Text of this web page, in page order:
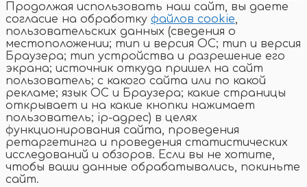
Продолжая использовать наш сайт, вы даете
согласие на обработку файлов cookie,
пользовательских данных (сведения о
местоположении; тип и версия ОС; тип и версия
Браузера; тип устройства и разрешение его
экрана; источник откуда пришел на сайт
пользователь; с какого сайта или по какой
рекламе; язык ОС и Браузера; какие страницы
открывает и на какие кнопки нажимает
пользователь; ip-адрес) в целях
функционирования сайта, проведения
ретаргетинга и проведения статистических
исследований и обзоров. Если вы не хотите,
чтобы ваши данные обрабатывались, покиньте
сайт.